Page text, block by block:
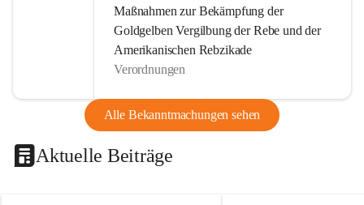
Maßnahmen zur Bekämpfung der
Goldgelben Vergilbung der Rebe und der
Amerikanischen Rebzikade
Verordnungen
Alle Bekanntmachungen sehen
Aktuelle Beiträge